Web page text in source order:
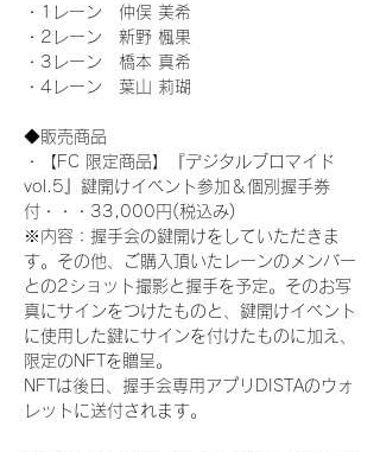
・1レーン　仲俣 美希
・2レーン　新野 楓果
・3レーン　橋本 真希
・4レーン　葉山 莉瑚
◆販売商品
・【FC 限定商品】『デジタルブロマイド
vol.5』鍵開けイベント参加＆個別握手券
付・・・33,000円(税込み)
※内容：握手会の鍵開けをしていただきま
す。その他、ご購入頂いたレーンのメンバー
との2ショット撮影と握手を予定。そのお写
真にサインをつけたものと、鍵開けイベント
に使用した鍵にサインを付けたものに加え、
限定のNFTを贈呈。
NFTは後日、握手会専用アプリDISTAのウォ
レットに送付されます。